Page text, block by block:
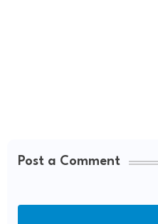
Post a Comment